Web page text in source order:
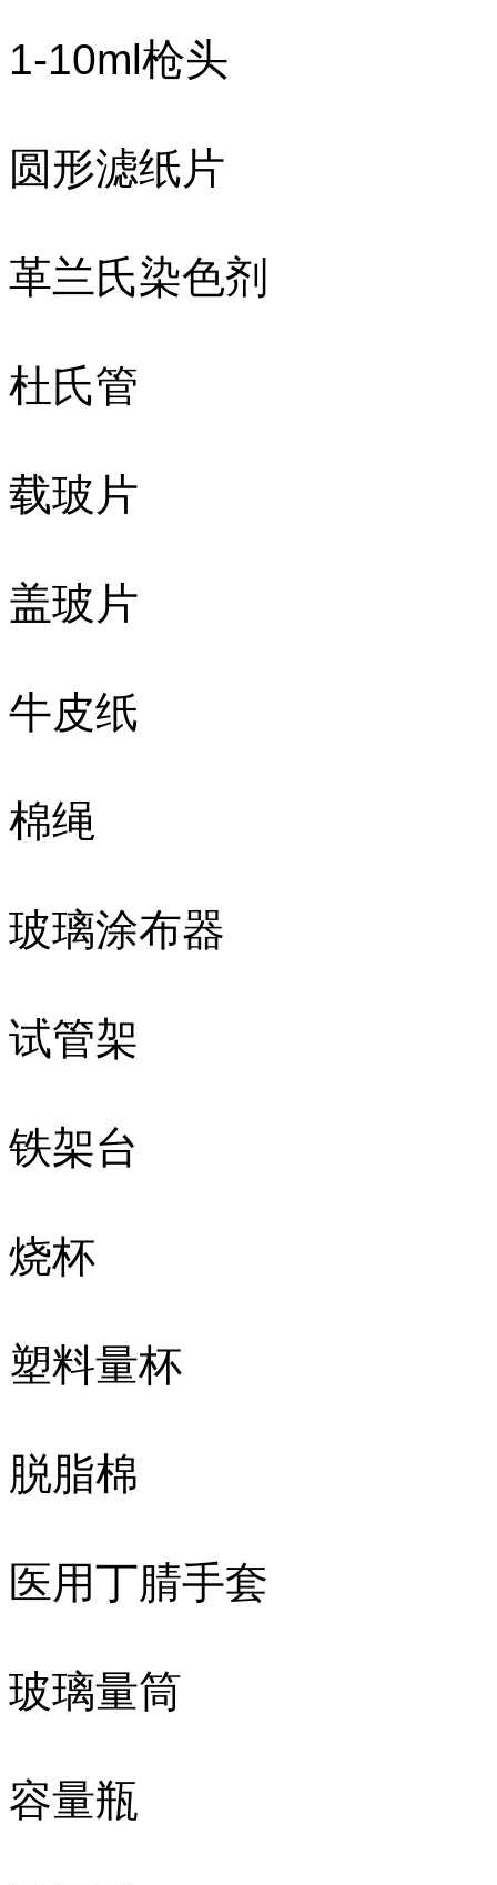
1-10ml枪头
圆形滤纸片
革兰氏染色剂
杜氏管
载玻片
盖玻片
牛皮纸
棉绳
玻璃涂布器
试管架
铁架台
烧杯
塑料量杯
脱脂棉
医用丁腈手套
玻璃量筒
容量瓶